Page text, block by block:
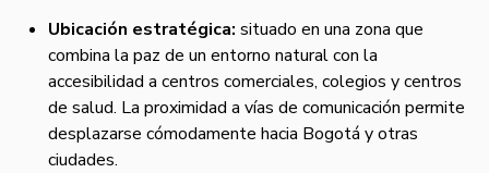
Ubicación estratégica: situado en una zona que
combina la paz de un entorno natural con la
accesibilidad a centros comerciales, colegios y centros
de salud. La proximidad a vías de comunicación permite
desplazarse cómodamente hacia Bogotá y otras
ciudades.